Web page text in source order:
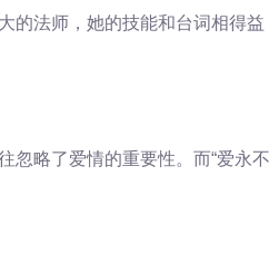
的法师，她的技能和台词相得益
忽略了爱情的重要性。而“爱永不